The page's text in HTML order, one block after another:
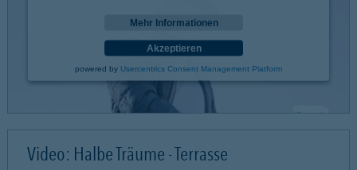
Mehr Informationen
Akzeptieren
powered by Usercentrics Consent Management Platform
Video: Halbe Träume - Terrasse